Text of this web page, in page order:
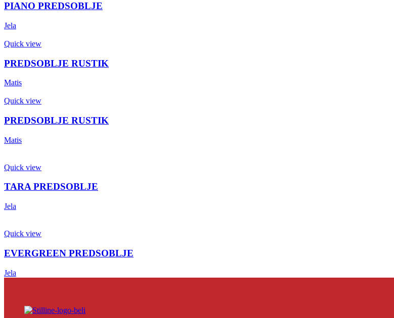
PIANO PREDSOBLJE
Jela
Quick view
PREDSOBLJE RUSTIK
Matis
Quick view
PREDSOBLJE RUSTIK
Matis
Quick view
TARA PREDSOBLJE
Jela
Quick view
EVERGREEN PREDSOBLJE
Jela